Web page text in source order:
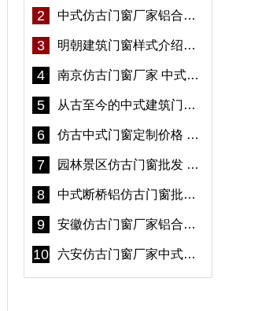
2 中式仿古门窗厂家铝合金仿古门窗定制 5年质保
3 明朝建筑门窗样式介绍——冠墅阳光
4 南京仿古门窗厂家 中式仿古门窗定制 节能防水
5 从古至今的中式建筑门窗到底有多美「冠墅阳光」
6 仿古中式门窗定制价格 铝合金仿古门窗报价
7 园林景区仿古门窗批发 铝合金仿古门窗采购-冠墅阳光
8 中式断桥铝仿古门窗批发 冠墅阳光仿古门窗 6000平米实体工厂
9 安徽仿古门窗厂家铝合金仿古门窗批发 免费设计出货快
10 六安仿古门窗厂家中式仿古门窗制作 6000平米源头厂家